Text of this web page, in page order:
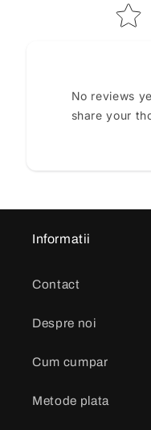
No reviews
share your
Informatii
Contact
Despre noi
Cum cumpar
Metode plata